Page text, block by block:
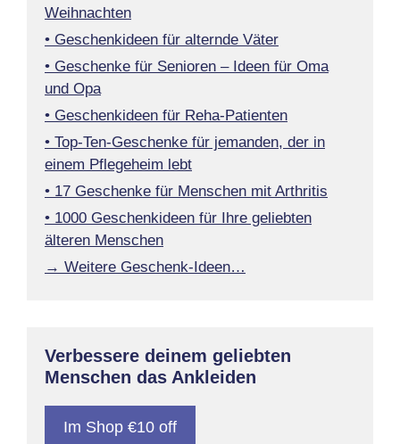
Weihnachten
• Geschenkideen für alternde Väter
• Geschenke für Senioren – Ideen für Oma
und Opa
• Geschenkideen für Reha-Patienten
• Top-Ten-Geschenke für jemanden, der in
einem Pflegeheim lebt
• 17 Geschenke für Menschen mit Arthritis
• 1000 Geschenkideen für Ihre geliebten
älteren Menschen
→ Weitere Geschenk-Ideen…
Verbessere deinem geliebten
Menschen das Ankleiden
Im Shop €10 off